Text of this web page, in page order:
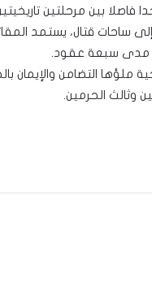
بين مرحلتين
ساحات قتال، يستمد
مدى سبعة عقود.
ملؤها التضامن والإيمان
وثالث الحرمين.